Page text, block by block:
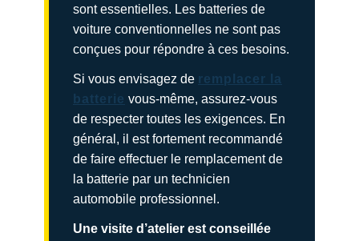
sont essentielles. Les batteries de
voiture conventionnelles ne sont pas
conçues pour répondre à ces besoins.
Si vous envisagez de remplacer la
batterie vous-même, assurez-vous
de respecter toutes les exigences. En
général, il est fortement recommandé
de faire effectuer le remplacement de
la batterie par un technicien
automobile professionnel.
Une visite d’atelier est conseillée